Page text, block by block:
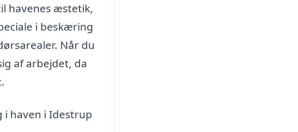
havenes æstetik,
i beskæring
Når du
af arbejdet, da
i haven i Idestrup